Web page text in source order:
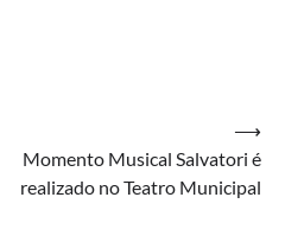
Momento Musical Salvatori é
realizado no Teatro Municipal
⟶